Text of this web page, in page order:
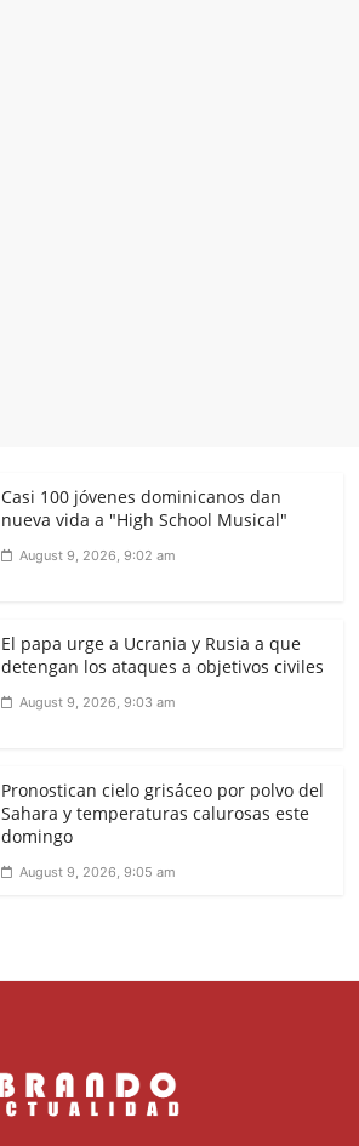
Casi 100 jóvenes dominicanos dan
nueva vida a "High School Musical"
August 9, 2026, 9:02 am
El papa urge a Ucrania y Rusia a que
detengan los ataques a objetivos civiles
August 9, 2026, 9:03 am
Pronostican cielo grisáceo por polvo del
Sahara y temperaturas calurosas este
domingo
August 9, 2026, 9:05 am